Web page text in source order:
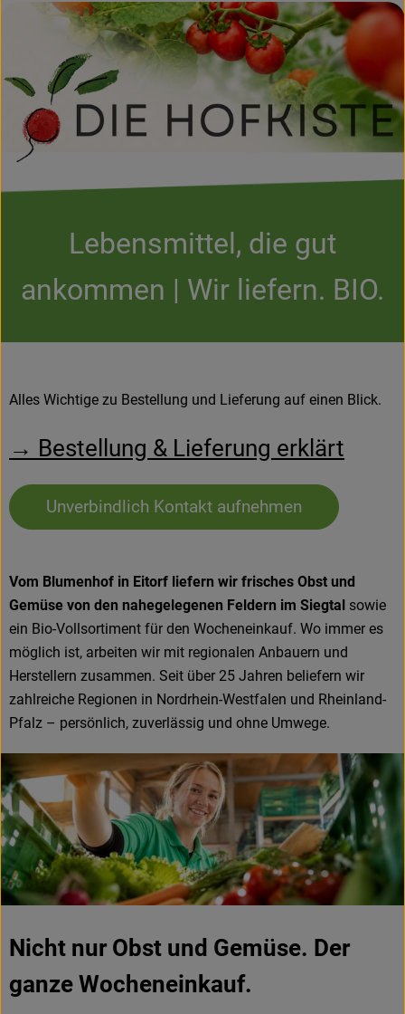
Kühltheke
Backstube
Küchenzauber
Über den Tag
Großgebinde
Service
Hofladen
Lebensmittel, die gut
ankommen | Wir liefern. BIO.
Alles Wichtige zu Bestellung und Lieferung auf einen Blick.
→ Bestellung & Lieferung erklärt
Unverbindlich Kontakt aufnehmen
Vom Blumenhof in Eitorf liefern wir frisches Obst und
Gemüse von den nahegelegenen Feldern im Siegtal sowie
ein Bio-Vollsortiment für den Wocheneinkauf. Wo immer es
möglich ist, arbeiten wir mit regionalen Anbauern und
Herstellern zusammen. Seit über 25 Jahren beliefern wir
zahlreiche Regionen in Nordrhein-Westfalen und Rheinland-
Pfalz – persönlich, zuverlässig und ohne Umwege.
Nicht nur Obst und Gemüse. Der
ganze Wocheneinkauf.